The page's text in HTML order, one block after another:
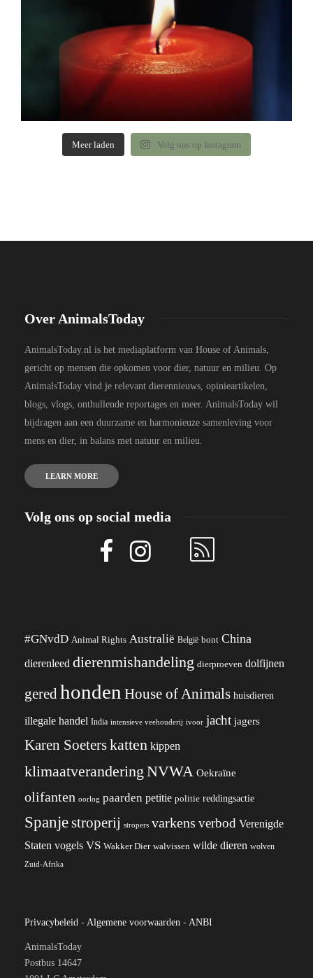
Meer laden Volg ons op Instagram
Over AnimalsToday
AnimalsToday.nl is het mediaplatform van House of Animals,
gericht op mensen die opkomen voor dier, natuur en milieu. Op
AnimalsToday vind je relevant dierennieuws, opinieartikelen,
blogs, vlogs, onthullende reportages en meer. AnimalsToday wil
bijdragen aan een duurzame en harmonieuze samenleving voor
mens en dier, in balans met natuur en milieu.
LEARN MORE
Volg ons op social media
#GNvdD Animal Rights Australië België bont China
dierenleed dierenmishandeling dierproeven dolfijnen
gered honden House of Animals huisdieren
illegale handel India intensieve veehouderij ivoor jacht jagers
Karen Soeterskatten kippen
klimaatverandering NVWA Oekraïne
olifanten oorlog paarden petitie politie reddingsactie
Spanjestroperij stropers varkens verbod Verenigde
Staten vogels VS Wakker Dier walvissen wilde dieren wolven
Zuid-Afrika
Privacybeleid - Algemene voorwaarden - ANBI
AnimalsToday
Postbus 14647